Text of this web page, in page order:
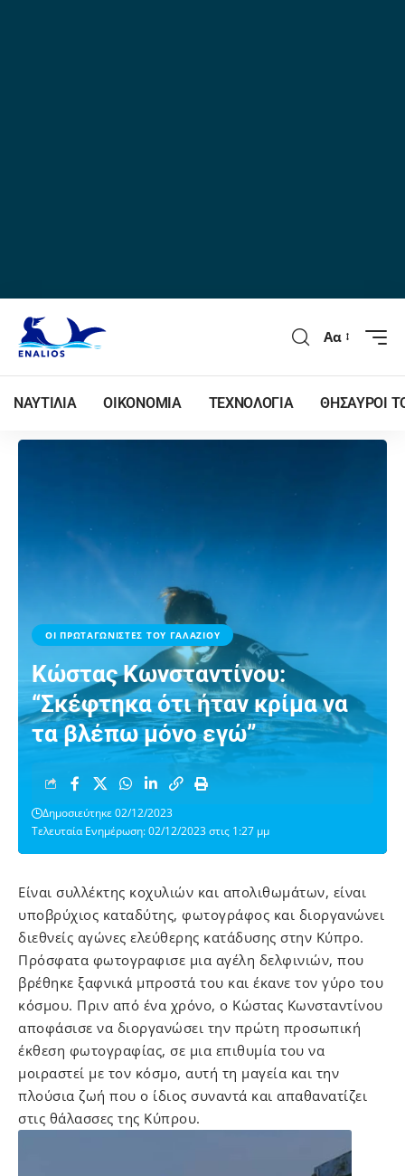
Αα
ΝΑΥΤΙΛΙΑ ΟΙΚΟΝΟΜΙΑ ΤΕΧΝΟΛΟΓΙΑ ΘΗΣΑΥΡΟΙ
ΟΙ ΠΡΩΤΑΓΩΝΙΣΤΕΣ ΤΟΥ ΓΑΛΑΖΙΟΥ
Κώστας Κωνσταντίνου:
“Σκέφτηκα ότι ήταν κρίμα να
τα βλέπω μόνο εγώ”
Τελευταία Ενημέρωση: 02/12/2023 στις 1:27 μμ
Δημοσιεύτηκε 02/12/2023
Είναι συλλέκτης κοχυλιών και απολιθωμάτων, είναι
υποβρύχιος καταδύτης, φωτογράφος και διοργανώνει
διεθνείς αγώνες ελεύθερης κατάδυσης στην Κύπρο.
Πρόσφατα φωτογραφισε μια αγέλη δελφινιών, που
βρέθηκε ξαφνικά μπροστά του και έκανε τον γύρο του
κόσμου. Πριν από ένα χρόνο, ο Κώστας Κωνσταντίνου
αποφάσισε να διοργανώσει την πρώτη προσωπική
έκθεση φωτογραφίας, σε μια επιθυμία του να
μοιραστεί με τον κόσμο, αυτή τη μαγεία και την
πλούσια ζωή που ο ίδιος συναντά και απαθανατίζει
στις θάλασσες της Κύπρου.